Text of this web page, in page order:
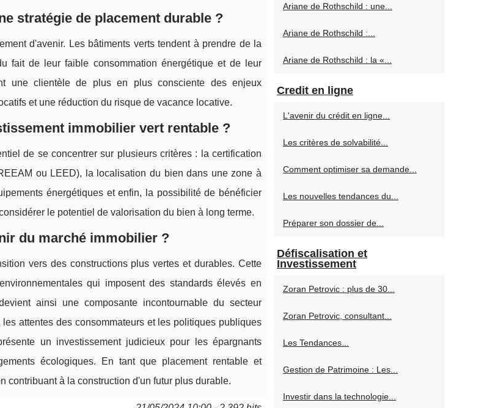
stratégie de placement durable ?
d'avenir. Les bâtiments verts tendent à prendre de la
fait de leur faible consommation énergétique et de leur
une clientèle de plus en plus consciente des enjeux
et une réduction du risque de vacance locative.
immobilier vert rentable ?
de se concentrer sur plusieurs critères : la certification
ou LEED), la localisation du bien dans une zone à
énergétiques et enfin, la possibilité de bénéficier
le potentiel de valorisation du bien à long terme.
du marché immobilier ?
vers des constructions plus vertes et durables. Cette
qui imposent des standards élevés en
ainsi une composante incontournable du secteur
attentes des consommateurs et les politiques publiques
un investissement judicieux pour les épargnants
écologiques. En tant que placement rentable et
contribuant à la construction d'un futur plus durable.
Ariane de Rothschild : une...
Ariane de Rothschild :...
Ariane de Rothschild : la «...
Credit en ligne
L'avenir du crédit en ligne...
Les critères de solvabilité...
Comment optimiser sa demande...
Les nouvelles tendances du...
Préparer son dossier de...
Défiscalisation et
Investissement
Zoran Petrovic : plus de 30...
Zoran Petrovic, consultant...
Les Tendances...
Gestion de Patrimoine : Les...
Investir dans la technologie...